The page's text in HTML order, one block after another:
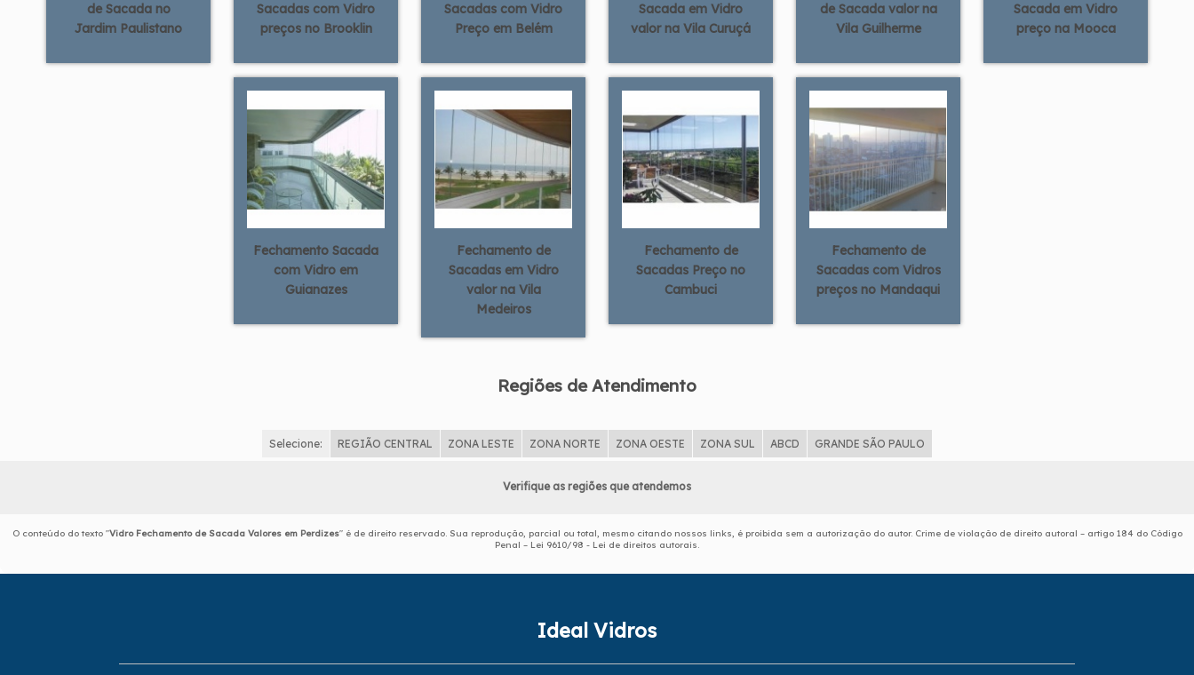
de Sacada no
Jardim Paulistano
Sacadas com Vidro
preços no Brooklin
Sacadas com Vidro
Preço em Belém
Sacada em Vidro
valor na Vila Curuçá
de Sacada valor na
Vila Guilherme
Sacada em Vidro
preço na Mooca
Fechamento Sacada
com Vidro em
Guianazes
Fechamento de
Sacadas em Vidro
valor na Vila
Medeiros
Fechamento de
Sacadas Preço no
Cambuci
Fechamento de
Sacadas com Vidros
preços no Mandaqui
Regiões de Atendimento
Selecione: REGIÃO CENTRAL ZONA LESTE ZONA NORTE ZONA OESTE ZONA SUL ABCD GRANDE SÃO PAULO
Verifique as regiões que atendemos
O conteúdo do texto "Vidro Fechamento de Sacada Valores em Perdizes" é de direito reservado. Sua reprodução, parcial ou total, mesmo citando nossos links, é proibida sem a autorização do autor. Crime de violação de direito autoral – artigo 184 do Código
Penal – Lei 9610/98 - Lei de direitos autorais.
Ideal Vidros